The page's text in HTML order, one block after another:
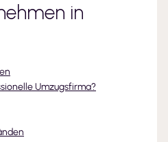
in
Umzugsfirma?